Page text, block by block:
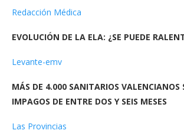
Redacción Médica
EVOLUCIÓN DE LA ELA: ¿SE PUEDE
Levante-emv
MÁS DE 4.000 SANITARIOS VALENCIANOS
IMPAGOS DE ENTRE DOS Y SEIS MESES
Las Provincias